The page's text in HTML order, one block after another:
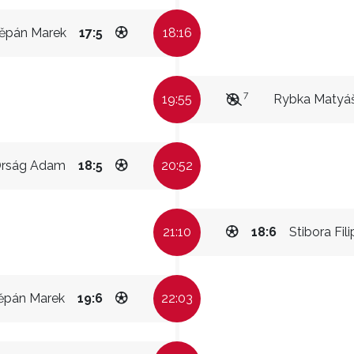
Marek 17:5 18:16
19:55 Rybka
7
Adam 18:5 20:52
21:10 Stibora
18:6
Marek 19:6 22:03